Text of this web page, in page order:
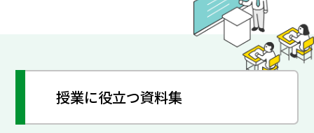
授業に役立つ資料集